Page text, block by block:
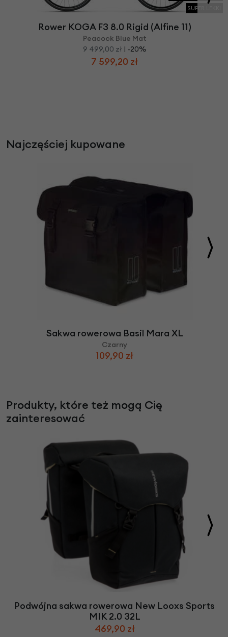
SUPER LEKKI
Rower KOGA F3 8.0 Rigid (Alfine 11)
Peacock Blue Mat
9 499,00 zł | -20%
7 599,20 zł
Najczęściej kupowane
Sakwa rowerowa Basil Mara XL
Czarny
109,90 zł
Produkty, które też mogą Cię
zainteresować
Podwójna sakwa rowerowa New Looxs Sports
MIK 2.0 32L
469,90 zł